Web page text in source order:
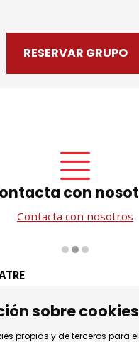
RESERVAR GRUPO
con
Contacta con nosotros
sobre cookies
propias y de terceros para